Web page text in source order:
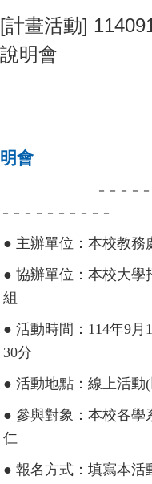
[計畫活動]
說明會
大學招生
申請入學
明會
－－－－－－－－－
－－－－－－－－－－
● 主辦單位：本校教務
● 協辦單位：本校大學
組
● 活動時間：114年9月
30分
● 活動地點：線上活動
● 參與對象：本校各學
仁
● 報名方式：填寫本活